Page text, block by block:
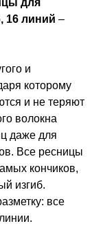
16 линий –
и
которому
и не теряют
волокна
даже для
Все ресницы
кончиков,
изгиб.
все